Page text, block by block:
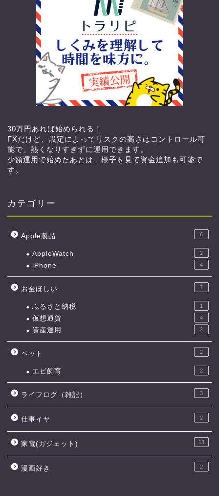
30万円あれば始められる！
FXだけど、設定によってリスクの高さはコントロール可
能で、熱くなりすぎずに運用できます。
少額運用で始めたあとは、様子を見て資金追加も可能で
す。
カテゴリー
Apple製品 6
AppleWatch 2
iPhone 4
お金ほしい 7
ふるさと納税 1
仮想通貨 4
資産運用 2
ペット 2
エビ飼育 2
ライフログ（雑記） 3
仕事イヤ 2
家電(ガジェット) 13
漫画好き 2